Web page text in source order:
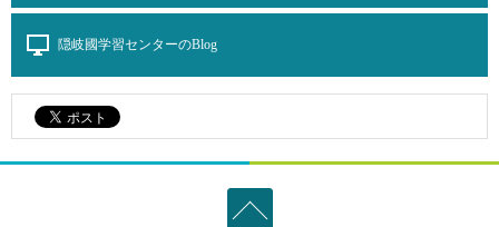
隠岐國学習センターのBlog